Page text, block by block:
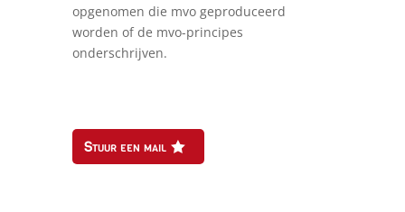
opgenomen die mvo geproduceerd
worden of de mvo-principes
onderschrijven.
Stuur een mail